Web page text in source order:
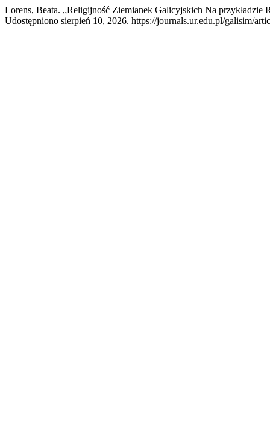
Lorens, Beata. „Religijność Ziemianek Galicyjskich Na przykładzie
Udostępniono sierpień 10, 2026. https://journals.ur.edu.pl/galisim/